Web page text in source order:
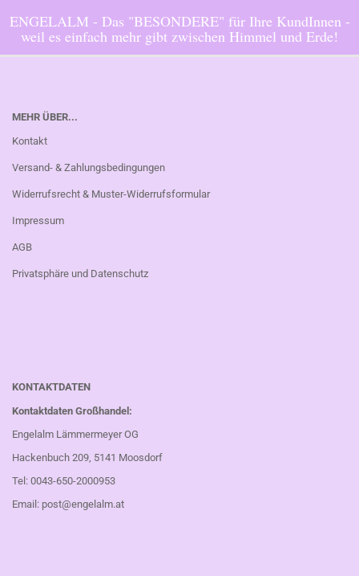
ENGELALM - Das "BESONDERE" für Ihre KundInnen -
weil es einfach mehr gibt zwischen Himmel und Erde!
MEHR ÜBER...
Kontakt
Versand- & Zahlungsbedingungen
Widerrufsrecht & Muster-Widerrufsformular
Impressum
AGB
Privatsphäre und Datenschutz
KONTAKTDATEN
Kontaktdaten Großhandel:
Engelalm Lämmermeyer OG
Hackenbuch 209, 5141 Moosdorf
Tel: 0043-650-2000953
Email: post@engelalm.at